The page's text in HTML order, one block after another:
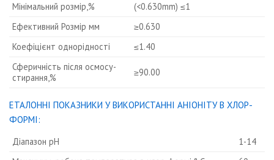
Мінімальний розмір,%
(<0.630mm) ≤1
Ефективний Розмір мм
≥0.630
Коефіцієнт однорідності
≤1.40
Сферичність після осмосу-
стирання,%
≥90.00
ЕТАЛОННІ ПОКАЗНИКИ У ВИКОРИСТАННІ АНІОНІТУ В ХЛОР-
ФОРМІ:
Діапазон рН
1-14